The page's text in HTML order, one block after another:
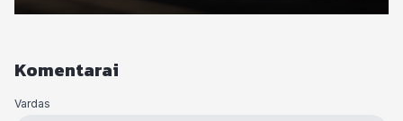
Komentarai
Vardas